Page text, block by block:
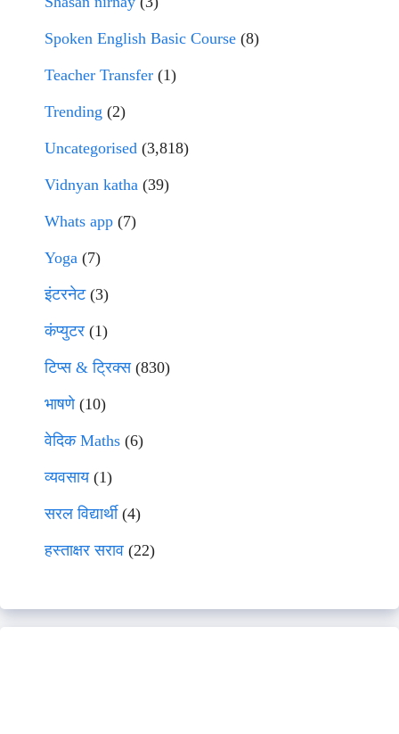
Spoken English Basic Course (8)
Teacher Transfer (1)
Trending (2)
Uncategorised (3,818)
Vidnyan katha (39)
Whats app (7)
Yoga (7)
इंटरनेट(3)
कंप्युटर (1)
टिप्स & ट्रिक्स(830)
भाषणे(10)
वेदिक Maths (6)
व्यवसाय(1)
सरल विद्यार्थी(4)
हस्ताक्षर सराव (22)